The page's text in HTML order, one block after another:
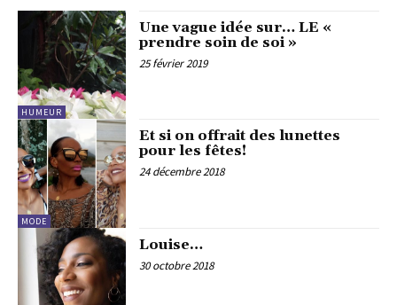
HUMEUR
Une vague idée sur… LE «
prendre soin de soi »
25 février 2019
MODE
Et si on offrait des lunettes
pour les fêtes!
24 décembre 2018
Louise…
30 octobre 2018